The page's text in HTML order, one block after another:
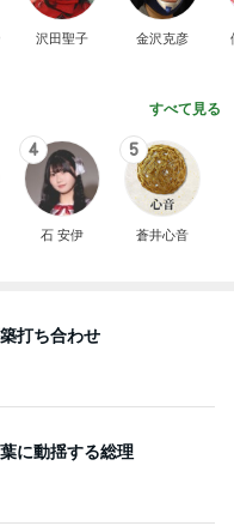
沢田聖子 金沢克彦
すべて見る
4
石 安伊
5
蒼井心音
打ち合わせ
に動揺する総理